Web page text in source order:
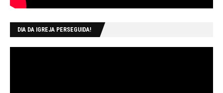
DIA DA IGREJA PERSEGUIDA!